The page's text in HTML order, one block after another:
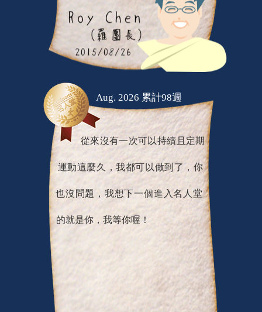
Aug. 2026 累計98週
從來沒有一次可以持續且定期
運動這麼久，我都可以做到了，你
也沒問題，我想下一個進入名人堂
的就是你，我等你喔！